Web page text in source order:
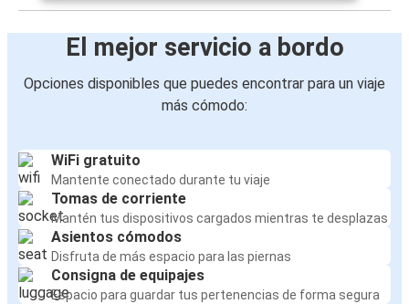
El mejor servicio a bordo
Opciones disponibles que puedes encontrar para un viaje
más cómodo:
WiFi gratuito
Mantente conectado durante tu viaje
Tomas de corriente
Mantén tus dispositivos cargados mientras te desplazas
Asientos cómodos
Disfruta de más espacio para las piernas
Consigna de equipajes
Espacio para guardar tus pertenencias de forma segura